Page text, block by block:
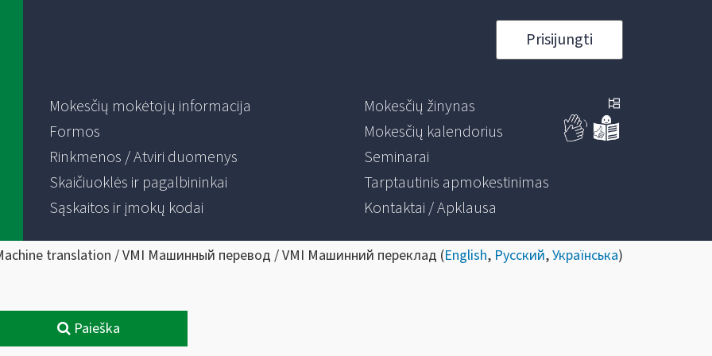
Prisijungti
Mokesčių mokėtojų informacija
Formos
Rinkmenos / Atviri duomenys
Skaičiuoklės ir pagalbininkai
Sąskaitos ir įmokų kodai
Mokesčių žinynas
Mokesčių kalendorius
Seminarai
Tarptautinis apmokestinimas
Kontaktai / Apklausa
translation / VMI Машинный перевод / VMI Машинний переклад (English, Русский,Українська)
Paieška